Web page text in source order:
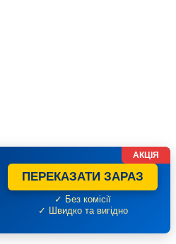
ПЕРЕКАЗАТИ ЗАРАЗ
✓ Без комісії
✓ Швидко та вигідно
АКЦІЯ